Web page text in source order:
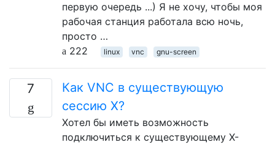
первую очередь ...) Я не хочу, чтобы моя
рабочая станция работала всю ночь,
просто …
222
linux vnc gnu-screen
7
Как VNC в существующую
сессию X?
Хотел бы иметь возможность
подключиться к существующему X-